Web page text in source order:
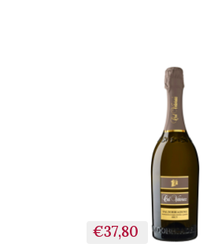
€37,80
+
AGGIUNGI
CARRELLO